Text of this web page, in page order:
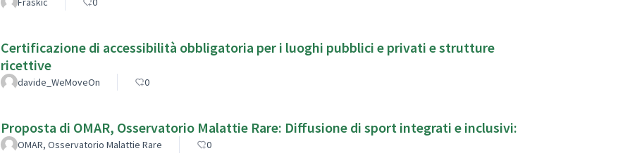
Certificazione di accessibilità obbligatoria per i luoghi pubblici e privati e strutture
ricettive
davide_WeMoveOn 0
Proposta di OMAR, Osservatorio Malattie Rare: Diffusione di sport integrati e inclusivi:
OMAR, Osservatorio Malattie Rare 0